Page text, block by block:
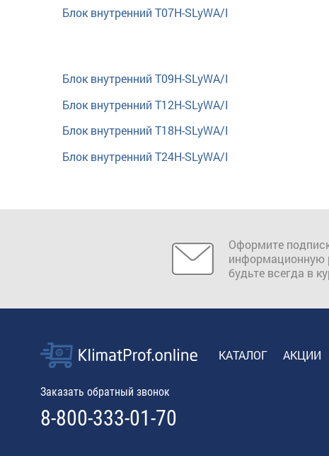
Блок внутренний T07H-SLyWA/I
Блок внутренний T09H-SLyWA/I
Блок внутренний T12H-SLyWA/I
Блок внутренний T18H-SLyWA/I
Блок внутренний T24H-SLyWA/I
Оформите
информационную
будьте всегда в
КАТАЛОГ АКЦИИ
Заказать обратный звонок
8-800-333-01-70